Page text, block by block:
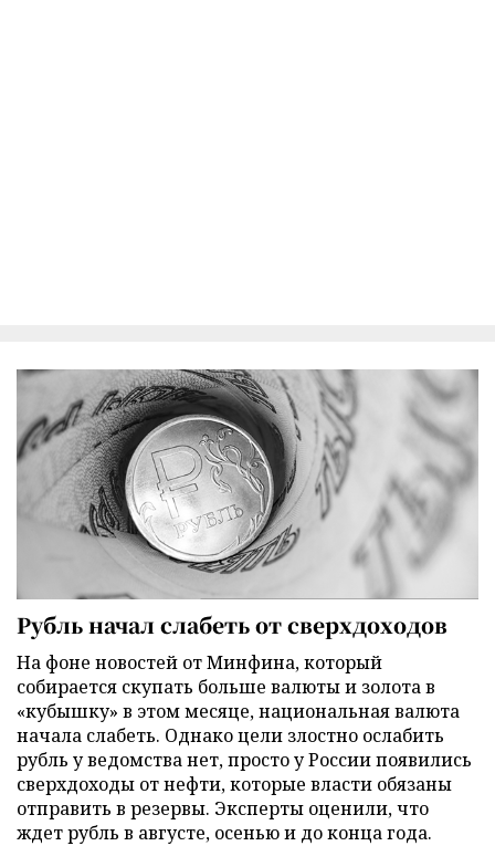
Рубль начал слабеть от сверхдоходов
На фоне новостей от Минфина, который
собирается скупать больше валюты и золота в
«кубышку» в этом месяце, национальная валюта
начала слабеть. Однако цели злостно ослабить
рубль у ведомства нет, просто у России появились
сверхдоходы от нефти, которые власти обязаны
отправить в резервы. Эксперты оценили, что
ждет рубль в августе, осенью и до конца года.